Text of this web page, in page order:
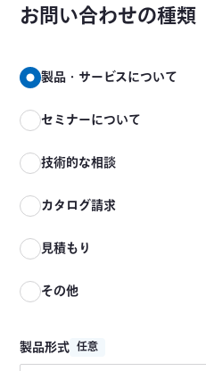
お問い合わせの種類
製品・サービスについて
セミナーについて
技術的な相談
カタログ請求
見積もり
その他
製品形式 任意